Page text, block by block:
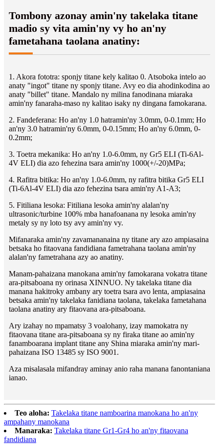
Tombony azonay amin'ny takelaka titane
madio sy vita amin'ny vy ho an'ny
fametahana taolana anatiny:
1. Akora fototra: sponjy titane kely kalitao 0. Atsoboka intelo ao
anaty "ingot" titane ny sponjy titane. Avy eo dia ahodinkodina ao
anaty "billet" titane. Mandalo ny milina fanodinana miaraka
amin'ny fanaraha-maso ny kalitao isaky ny dingana famokarana.
2. Fandeferana: Ho an'ny 1.0 hatramin'ny 3.0mm, 0-0.1mm; Ho
an'ny 3.0 hatramin'ny 6.0mm, 0-0.15mm; Ho an'ny 6.0mm, 0-
0.2mm;
3. Toetra mekanika: Ho an'ny 1.0-6.0mm, ny Gr5 ELI (Ti-6Al-
4V ELI) dia azo fehezina tsara amin'ny 1000(+/-20)MPa;
4. Rafitra bitika: Ho an'ny 1.0-6.0mm, ny rafitra bitika Gr5 ELI
(Ti-6Al-4V ELI) dia azo fehezina tsara amin'ny A1-A3;
5. Fitiliana lesoka: Fitiliana lesoka amin'ny alalan'ny
ultrasonic/turbine 100% mba hanafoanana ny lesoka amin'ny
metaly sy ny loto tsy avy amin'ny vy.
Mifanaraka amin'ny zavamananaina ny titane ary azo ampiasaina
betsaka ho fitaovana fandidiana fametrahana taolana amin'ny
alalan'ny fametrahana azy ao anatiny.
Manam-pahaizana manokana amin'ny famokarana vokatra titane
ara-pitsaboana ny orinasa XINNUO. Ny takelaka titane dia
manana hakitroky ambany ary toetra tsara avo lenta, ampiasaina
betsaka amin'ny takelaka fanidiana taolana, takelaka fametahana
taolana anatiny ary fitaovana ara-pitsaboana.
Ary izahay no mpamatsy 3 voalohany, izay mamokatra ny
fitaovana titane ara-pitsaboana sy ny firaka titane ao amin'ny
fanamboarana implant titane any Shina miaraka amin'ny mari-
pahaizana ISO 13485 sy ISO 9001.
Aza misalasala mifandray aminay anio raha manana fanontaniana
ianao.
Teo aloha: Takelaka titane namboarina manokana ho an'ny
ampahany manokana
Manaraka: Takelaka titane Gr1-Gr4 ho an'ny fitaovana
fandidiana